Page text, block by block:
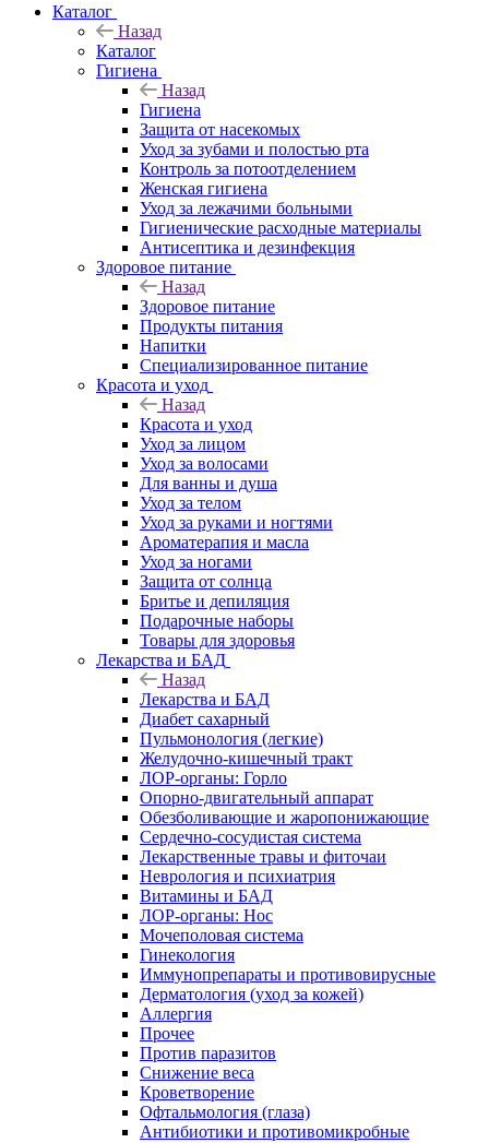
Каталог
Назад
Каталог
Гигиена
Назад
Гигиена
Защита от насекомых
Уход за зубами и полостью рта
Контроль за потоотделением
Женская гигиена
Уход за лежачими больными
Гигиенические расходные материалы
Антисептика и дезинфекция
Здоровое питание
Назад
Здоровое питание
Продукты питания
Напитки
Специализированное питание
Красота и уход
Назад
Красота и уход
Уход за лицом
Уход за волосами
Для ванны и душа
Уход за телом
Уход за руками и ногтями
Ароматерапия и масла
Уход за ногами
Защита от солнца
Бритье и депиляция
Подарочные наборы
Товары для здоровья
Лекарства и БАД
Назад
Лекарства и БАД
Диабет сахарный
Пульмонология (легкие)
Желудочно-кишечный тракт
ЛОР-органы: Горло
Опорно-двигательный аппарат
Обезболивающие и жаропонижающие
Сердечно-сосудистая система
Лекарственные травы и фиточаи
Неврология и психиатрия
Витамины и БАД
ЛОР-органы: Нос
Мочеполовая система
Гинекология
Иммунопрепараты и противовирусные
Дерматология (уход за кожей)
Аллергия
Прочее
Против паразитов
Снижение веса
Кроветворение
Офтальмология (глаза)
Антибиотики и противомикробные